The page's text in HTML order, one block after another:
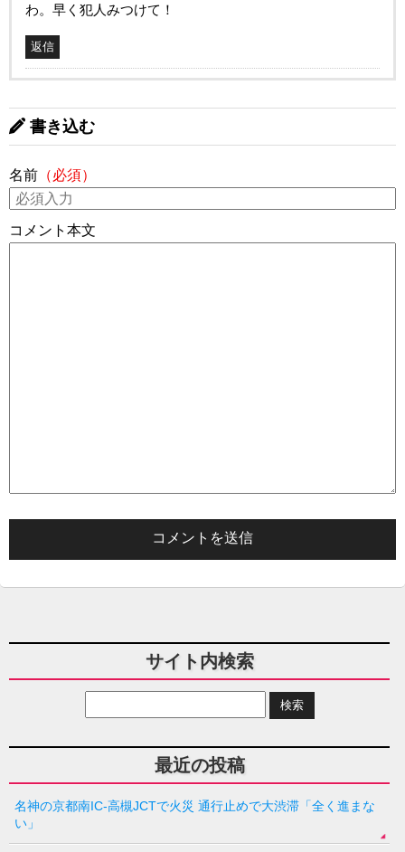
わ。早く犯人みつけて！
返信
書き込む
名前 （必須）
コメント本文
サイト内検索
最近の投稿
名神の京都南IC-高槻JCTで火災 通行止めで大渋滞「全く進まな
い」